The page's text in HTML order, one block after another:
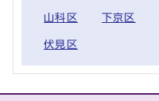
山科区 下京区
伏見区